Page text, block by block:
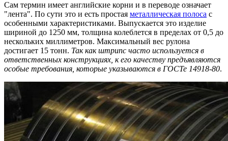
Сам термин имеет английские корни и в переводе означает
"лента". По сути это и есть простая металлическая полоса с
особенными характеристиками. Выпускается это изделие
шириной до 1250 мм, толщина колеблется в пределах от 0,5 до
нескольких миллиметров. Максимальный вес рулона
достигает 15 тонн. Так как штрипс часто используется в
ответственных конструкциях, к его качеству предъявляются
особые требования, которые указываются в ГОСТе 14918-80.